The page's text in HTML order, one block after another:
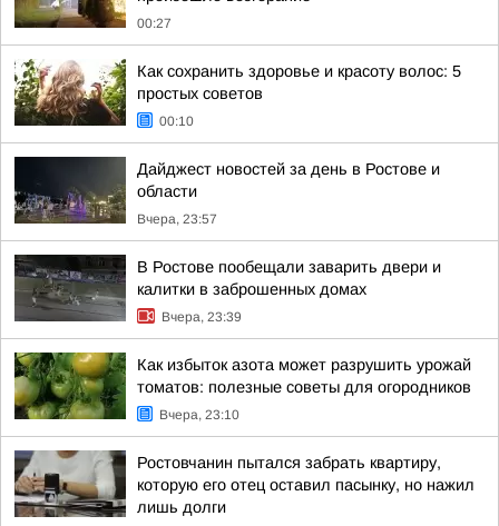
00:27
Как сохранить здоровье и красоту волос: 5
простых советов
00:10
Дайджест новостей за день в Ростове и
области
Вчера, 23:57
В Ростове пообещали заварить двери и
калитки в заброшенных домах
Вчера, 23:39
Как избыток азота может разрушить урожай
томатов: полезные советы для огородников
Вчера, 23:10
Ростовчанин пытался забрать квартиру,
которую его отец оставил пасынку, но нажил
лишь долги